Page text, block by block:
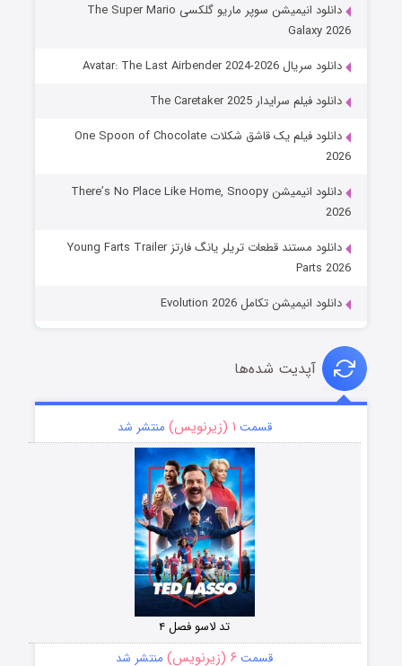
دانلود انیمیشن سوپر ماریو گلکسی The Super Mario
Galaxy 2026
دانلود سریال Avatar: The Last Airbender 2024-2026
دانلود فیلم سرایدار The Caretaker 2025
دانلود فیلم یک قاشق شکلات One Spoon of Chocolate
2026
دانلود انیمیشن There’s No Place Like Home, Snoopy
2026
دانلود مستند قطعات تریلر یانگ فارتز Young Farts Trailer
Parts 2026
دانلود انیمیشن تکامل Evolution 2026
آپدیت شده‌ها
قسمت ۱ (زیرنویس) منتشر شد
تد لاسو فصل ۴
قسمت ۶ (زیرنویس) منتشر شد